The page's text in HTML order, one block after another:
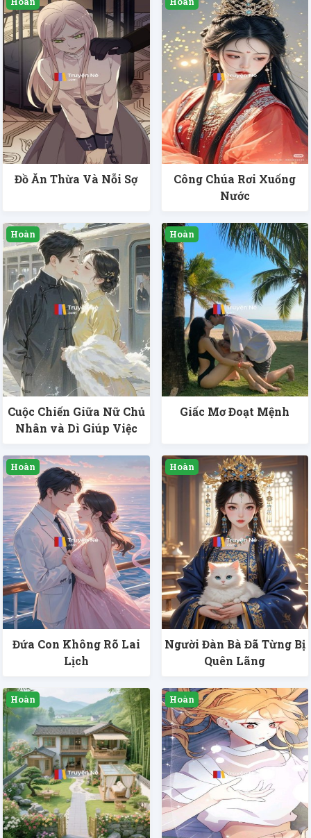
Đồ Ăn Thừa Và Nỗi Sợ
Công Chúa Rơi Xuống
Nước
Cuộc Chiến Giữa Nữ Chủ
Nhân và Dì Giúp Việc
Giấc Mơ Đoạt Mệnh
Đứa Con Không Rõ Lai
Lịch
Người Đàn Bà Đã Từng Bị
Quên Lãng